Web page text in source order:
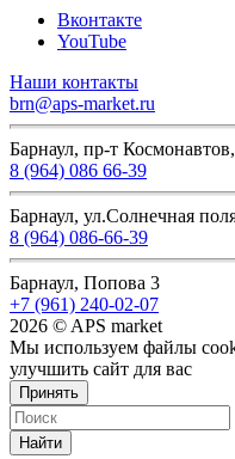
Вконтакте
YouTube
Наши контакты
brn@aps-market.ru
Барнаул, пр-т
8 (964) 086 66-39
Барнаул, ул.Солнечная
8 (964) 086-66-39
Барнаул, Попова 3
+7 (961) 240-02-07
2026 © APS market
Мы используем файлы
улучшить сайт для вас
Принять
Найти